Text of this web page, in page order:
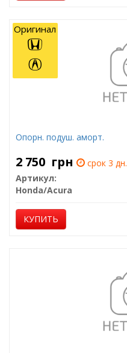
Опорн. подуш. аморт.
2 750 грн
срок 3 дн.
Артикул:
Honda/Acura
КУПИТЬ
Оригинал